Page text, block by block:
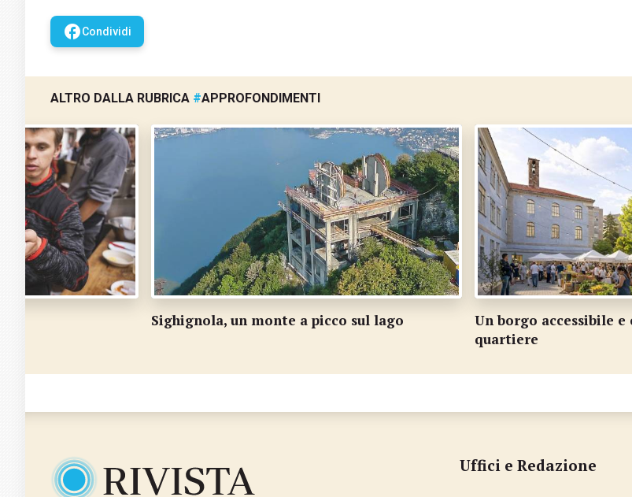
facebookCondividi
ALTRO DALLA RUBRICA #APPROFONDIMENTI
Sighignola, un monte a picco sul lago
Un borgo accessibile e con spazi per il
Uffici e Redazione